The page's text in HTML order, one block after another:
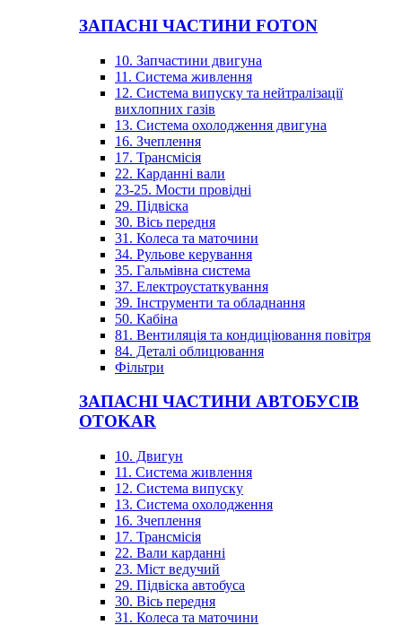
ЗАПАСНІ ЧАСТИНИ FOTON
10. Запчастини двигуна
11. Система живлення
12. Система випуску та нейтралізації
вихлопних газів
13. Система охолодження двигуна
16. Зчеплення
17. Трансмісія
22. Карданні вали
23-25. Мости провідні
29. Підвіска
30. Вісь передня
31. Колеса та маточини
34. Рульове керування
35. Гальмівна система
37. Електроустаткування
39. Інструменти та обладнання
50. Кабіна
81. Вентиляція та кондиціювання повітря
84. Деталі облицювання
Фільтри
ЗАПАСНІ ЧАСТИНИ АВТОБУСІВ
OTOKAR
10. Двигун
11. Система живлення
12. Система випуску
13. Система охолодження
16. Зчеплення
17. Трансмісія
22. Вали карданні
23. Міст ведучий
29. Підвіска автобуса
30. Вісь передня
31. Колеса та маточини